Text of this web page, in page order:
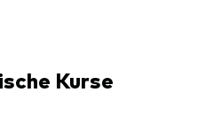
Kurse